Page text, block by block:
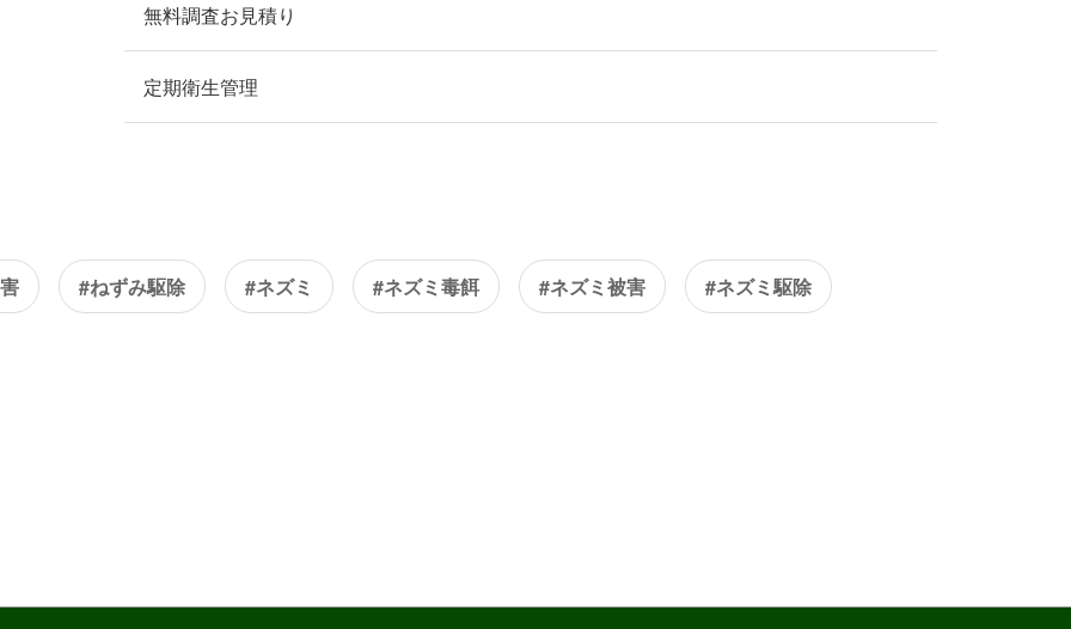
無料調査お見積り
定期衛生管理
#ねずみ駆除 #ネズミ #ネズミ毒餌 #ネズミ被害 #ネズミ駆除